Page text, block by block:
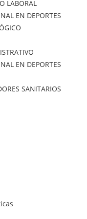
LABORAL
EN DEPORTES
EN DEPORTES
SANITARIOS